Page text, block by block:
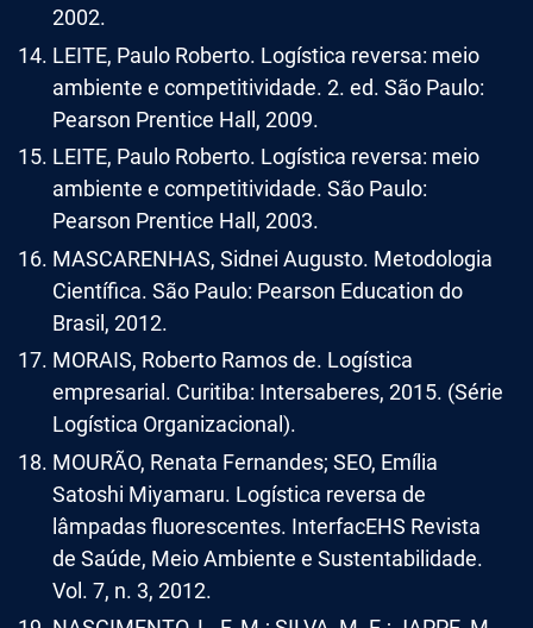
2002.
LEITE, Paulo Roberto. Logística reversa: meio
ambiente e competitividade. 2. ed. São Paulo:
Pearson Prentice Hall, 2009.
LEITE, Paulo Roberto. Logística reversa: meio
ambiente e competitividade. São Paulo:
Pearson Prentice Hall, 2003.
MASCARENHAS, Sidnei Augusto. Metodologia
Científica. São Paulo: Pearson Education do
Brasil, 2012.
MORAIS, Roberto Ramos de. Logística
empresarial. Curitiba: Intersaberes, 2015. (Série
Logística Organizacional).
MOURÃO, Renata Fernandes; SEO, Emília
Satoshi Miyamaru. Logística reversa de
lâmpadas fluorescentes. InterfacEHS Revista
de Saúde, Meio Ambiente e Sustentabilidade.
Vol. 7, n. 3, 2012.